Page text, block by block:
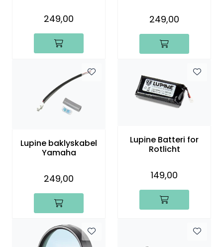
249,00 249,00
Lupine baklyskabel
Yamaha
249,00
Lupine Batteri for
Rotlicht
149,00